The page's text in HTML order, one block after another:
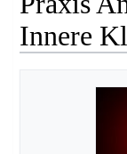
Innere